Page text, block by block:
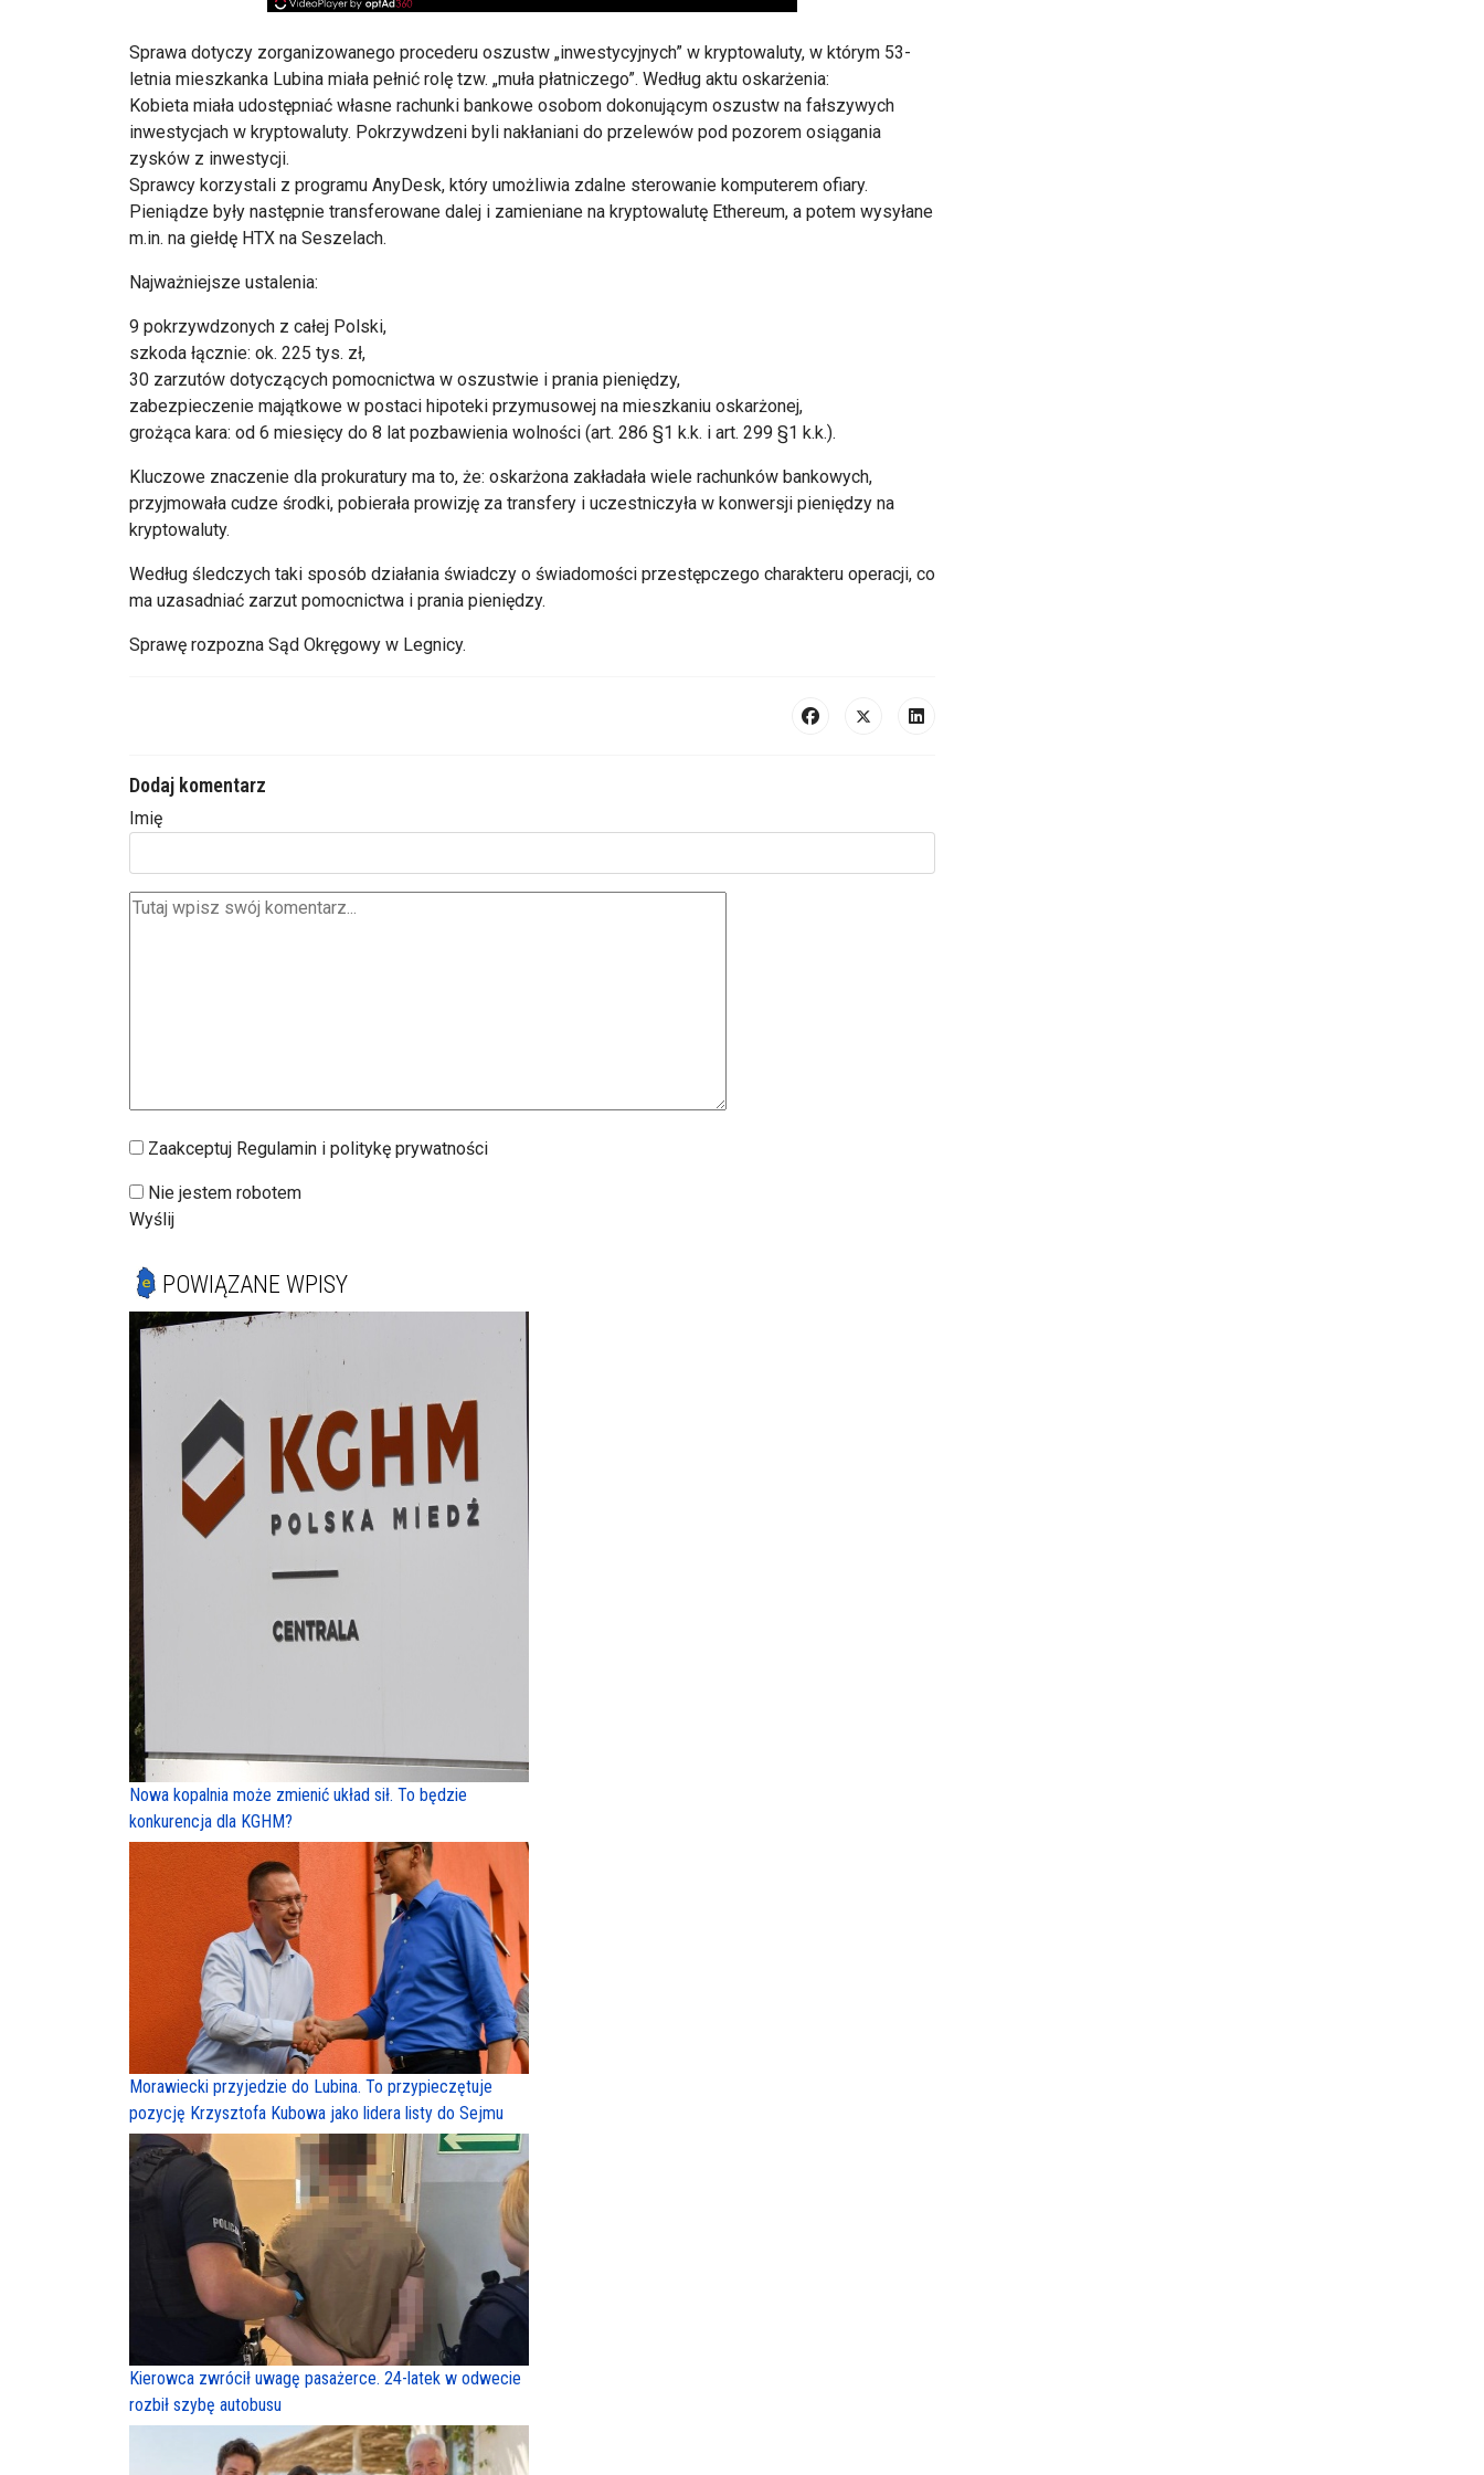
Sprawa dotyczy zorganizowanego procederu oszustw „inwestycyjnych” w kryptowaluty, w którym 53-
letnia mieszkanka Lubina miała pełnić rolę tzw. „muła płatniczego”. Według aktu oskarżenia:
Kobieta miała udostępniać własne rachunki bankowe osobom dokonującym oszustw na fałszywych
inwestycjach w kryptowaluty. Pokrzywdzeni byli nakłaniani do przelewów pod pozorem osiągania
zysków z inwestycji.
Sprawcy korzystali z programu AnyDesk, który umożliwia zdalne sterowanie komputerem ofiary.
Pieniądze były następnie transferowane dalej i zamieniane na kryptowalutę Ethereum, a potem wysyłane
m.in. na giełdę HTX na Seszelach.
Najważniejsze ustalenia:
9 pokrzywdzonych z całej Polski,
szkoda łącznie: ok. 225 tys. zł,
30 zarzutów dotyczących pomocnictwa w oszustwie i prania pieniędzy,
zabezpieczenie majątkowe w postaci hipoteki przymusowej na mieszkaniu oskarżonej,
grożąca kara: od 6 miesięcy do 8 lat pozbawienia wolności (art. 286 §1 k.k. i art. 299 §1 k.k.).
Kluczowe znaczenie dla prokuratury ma to, że: oskarżona zakładała wiele rachunków bankowych,
przyjmowała cudze środki, pobierała prowizję za transfery i uczestniczyła w konwersji pieniędzy na
kryptowaluty.
Według śledczych taki sposób działania świadczy o świadomości przestępczego charakteru operacji, co
ma uzasadniać zarzut pomocnictwa i prania pieniędzy.
Sprawę rozpozna Sąd Okręgowy w Legnicy.
Dodaj komentarz
Imię
Zaakceptuj Regulamin i politykę prywatności
Nie jestem robotem
Wyślij
POWIĄZANE WPISY
Nowa kopalnia może zmienić układ sił. To będzie
konkurencja dla KGHM?
Morawiecki przyjedzie do Lubina. To przypieczętuje
pozycję Krzysztofa Kubowa jako lidera listy do Sejmu
Kierowca zwrócił uwagę pasażerce. 24-latek w odwecie
rozbił szybę autobusu